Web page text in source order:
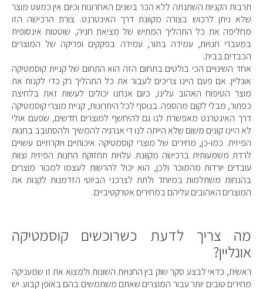
תרבות הקניות השתנתה ללא הכר בשנים האחרונות וכיום אין כמעט מוצר
שלא ניתן לרכוש בצורה מקוונת דרך האינטרנט. צורת הרכישה הזו
מחליפה את כל התהליך המתיש של מציאת חניה, שוטטות אינסופית
במעברי חנויות, עמידה בתור, עמידה בפקקים ופריקה של המוצרים
הכבדים בבית.
אחד השינויים הכי בולטים בתחום הזה הוא התחום של קניית קוסמטיקה
אונליין. אם פעם היינו צריכים לעבור את כל התהליך רק כדי לקנות את
מוצר הטיפוח האהוב עלינו, כיום אנחנו יכולים לעשות זאת בלחיצת
כפתור, מבלי לקום מהספה. בנוסף לכל היתרונות, קניית מוצרי קוסמטיקה
דרך האינטרנט מאפשרת לנו גם להיחשף למוצרים חדשים, שפעם אולי
לא היינו קונים משום שלא הייתה לנו די אנרגיה להמשיך ולהסתובב בחנות
הפיזית. כמו-כן, מחירים של מוצרי קוסמטיקה איכותיים ויוקרתיים עשויים
לרדת משמעותית ברכישה מקוונת. עלויות תחזוקת החנות הפיזית וצוות
עובדים יורדות מהמוכר ולכן, הוא יכול להרשות לעצמו למכור מוצרים
בהנחות משתלמות במיוחד ולתת לצרכני הביוטי הזדמנות לקנות את
המוצרים האהובים עליהם במחירים אטרקטיביים.
מה צריך לדעת כשרוכשים קוסמטיקה
אונליין?
ראשית, כדאי לבצע סקר שוק בין החנויות השונות ולמצוא את זו שמעניקה
מחירים טובים יותר עבור המוצרים שאתם משתמשים בהם באופן קבוע. יש